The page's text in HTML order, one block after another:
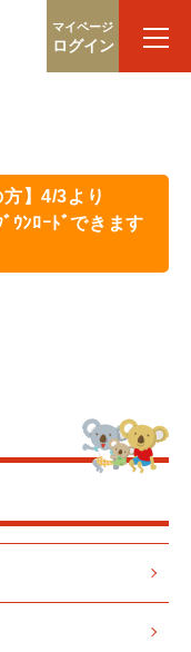
マイページ
ログイン
方】4/3より
ｳﾝﾛｰﾄﾞできます